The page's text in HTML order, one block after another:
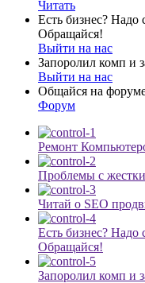
Читать
Есть бизнес? Надо
Обращайся!
Выйти на нас
Запоролил комп и
Выйти на нас
Общайся на
Форум
Ремонт
Проблемы с
Читай о SEO
Есть бизнес? Надо
Обращайся!
Запоролил комп и